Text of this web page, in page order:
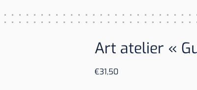
Art atelier «
€31,50